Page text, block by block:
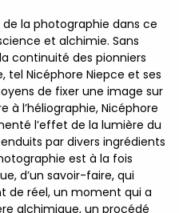
la photographie dans ce
et alchimie. Sans
continuité des pionniers
tel Nicéphore Niepce et ses
de fixer une image sur
à l’héliographie, Nicéphore
l’effet de la lumière du
par divers ingrédients
est à la fois
d’un savoir-faire, qui
de réel, un moment qui a
alchimique, un procédé